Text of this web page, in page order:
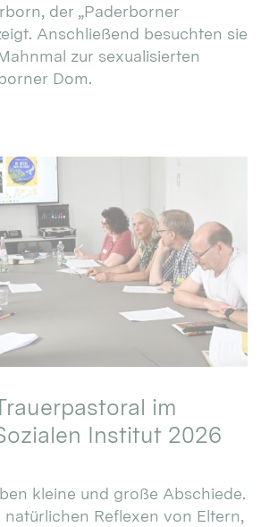
der „Paderborner
Anschließend besuchten sie
zur sexualisierten
Dom.
im
Institut 2026
kleine und große Abschiede.
Reflexen von Eltern,